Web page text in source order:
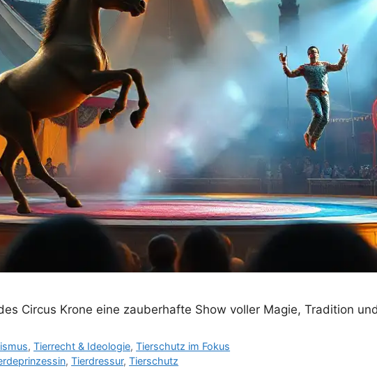
Circus Krone eine zauberhafte Show voller Magie, Tradition
,Tierrecht & Ideologie,Tierschutz im Fokus
,Tierdressur,Tierschutz